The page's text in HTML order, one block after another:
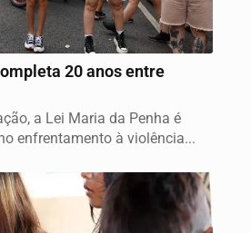
20 anos entre
a Lei Maria da Penha é
enfrentamento à violência...